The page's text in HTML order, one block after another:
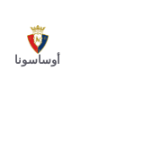
أوساسونا